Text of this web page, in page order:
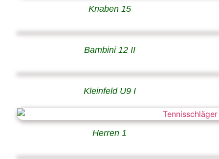
Knaben 15
Bambini 12 II
Kleinfeld U9 I
Herren 1